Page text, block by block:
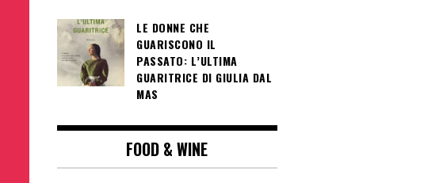
LE DONNE CHE
GUARISCONO IL
PASSATO: L’ULTIMA
GUARITRICE DI GIULIA DAL
MAS
FOOD & WINE